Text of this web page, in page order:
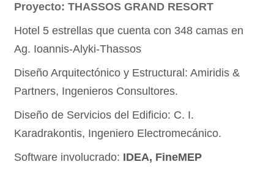
3
4
Proyecto: THASSOS GRAND RESORT
Hotel 5 estrellas que cuenta con 348 camas en
Ag. Ioannis-Alyki-Thassos
Diseño Arquitectónico y Estructural: Amiridis &
Partners, Ingenieros Consultores.
Diseño de Servicios del Edificio: C. I.
Karadrakontis, Ingeniero Electromecánico.
Software involucrado: IDEA, FineMEP